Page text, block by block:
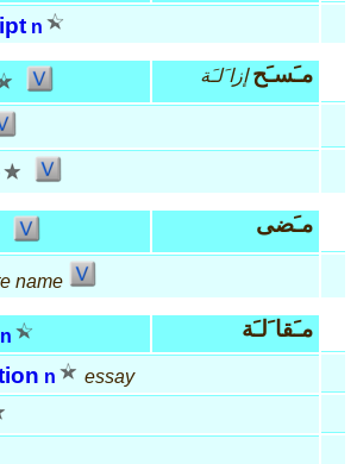
n
مـَسـَح إزا َلـَة
مـَضى
name
n مـَقا َلـَة
n
essay